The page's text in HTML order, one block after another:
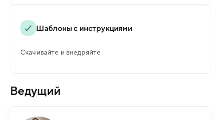
Шаблоны с инструкциями
Скачивайте и внедряйте
Ведущий